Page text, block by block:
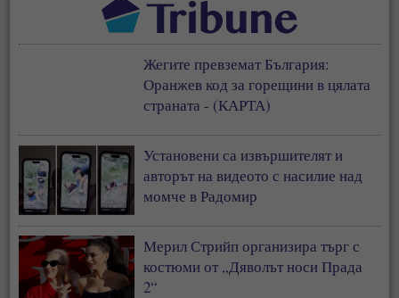
Жегите превземат България:
Оранжев код за горещини в цялата
страната - (КАРТА)
Установени са извършителят и
авторът на видеото с насилие над
момче в Радомир
Мерил Стрийп организира търг с
костюми от „Дяволът носи Прада
2“